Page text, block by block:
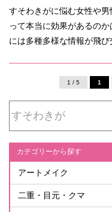
すそわきがに悩む女性や
って本当に効果があるの
には多種多様な情報が飛び
1 / 5 1
カテゴリーから探す
アートメイク
二重・目元・クマ